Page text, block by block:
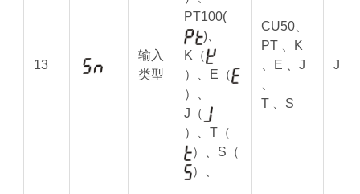
13
输入
类型
PT100(
)、
K（
）、E（
）、
J（
）、T（
）、S（
）、
CU50、
PT 、K
、E 、J
T 、S
J